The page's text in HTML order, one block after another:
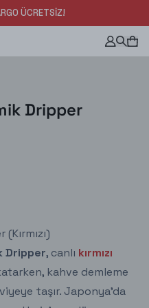
ÜCRETSİZ!
Dripper
Dripper, canlı kırmızı
kahve demleme
taşır. Japonya’da